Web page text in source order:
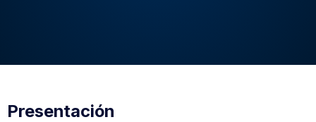
Presentación